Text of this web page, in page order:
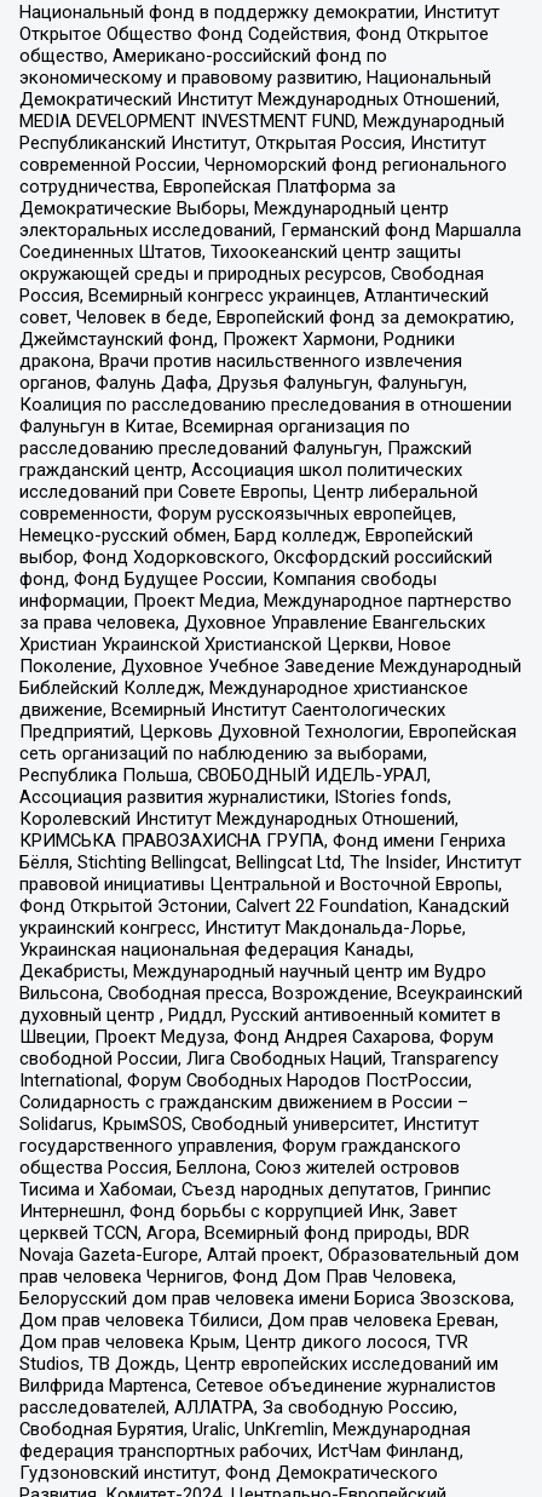
Национальный фонд в поддержку демократии, Институт
Открытое Общество Фонд Содействия, Фонд Открытое
общество, Американо-российский фонд по
экономическому и правовому развитию, Национальный
Демократический Институт Международных Отношений,
MEDIA DEVELOPMENT INVESTMENT FUND, Международный
Республиканский Институт, Открытая Россия, Институт
современной России, Черноморский фонд регионального
сотрудничества, Европейская Платформа за
Демократические Выборы, Международный центр
электоральных исследований, Германский фонд Маршалла
Соединенных Штатов, Тихоокеанский центр защиты
окружающей среды и природных ресурсов, Свободная
Россия, Всемирный конгресс украинцев, Атлантический
совет, Человек в беде, Европейский фонд за демократию,
Джеймстаунский фонд, Прожект Хармони, Родники
дракона, Врачи против насильственного извлечения
органов, Фалунь Дафа, Друзья Фалуньгун, Фалуньгун,
Коалиция по расследованию преследования в отношении
Фалуньгун в Китае, Всемирная организация по
расследованию преследований Фалуньгун, Пражский
гражданский центр, Ассоциация школ политических
исследований при Совете Европы, Центр либеральной
современности, Форум русскоязычных европейцев,
Немецко-русский обмен, Бард колледж, Европейский
выбор, Фонд Ходорковского, Оксфордский российский
фонд, Фонд Будущее России, Компания свободы
информации, Проект Медиа, Международное партнерство
за права человека, Духовное Управление Евангельских
Христиан Украинской Христианской Церкви, Новое
Поколение, Духовное Учебное Заведение Международный
Библейский Колледж, Международное христианское
движение, Всемирный Институт Саентологических
Предприятий, Церковь Духовной Технологии, Европейская
сеть организаций по наблюдению за выборами,
Республика Польша, СВОБОДНЫЙ ИДЕЛЬ-УРАЛ,
Ассоциация развития журналистики, IStories fonds,
Королевский Институт Международных Отношений,
КРИМСЬКА ПРАВОЗАХИСНА ГРУПА, Фонд имени Генриха
Бёлля, Stichting Bellingcat, Bellingcat Ltd, The Insider, Институт
правовой инициативы Центральной и Восточной Европы,
Фонд Открытой Эстонии, Calvert 22 Foundation, Канадский
украинский конгресс, Институт Макдональда-Лорье,
Украинская национальная федерация Канады,
Декабристы, Международный научный центр им Вудро
Вильсона, Свободная пресса, Возрождение, Всеукраинский
духовный центр , Риддл, Русский антивоенный комитет в
Швеции, Проект Медуза, Фонд Андрея Сахарова, Форум
свободной России, Лига Свободных Наций, Transparеncy
International, Форум Свободных Народов ПостРоссии,
Солидарность с гражданским движением в России –
Solidarus, КрымSOS, Свободный университет, Институт
государственного управления, Форум гражданского
общества Россия, Беллона, Союз жителей островов
Тисима и Хабомаи, Съезд народных депутатов, Гринпис
Интернешнл, Фонд борьбы с коррупцией Инк, Завет
церквей TCCN, Агора, Всемирный фонд природы, BDR
Novaja Gazeta-Europe, Алтай проект, Образовательный дом
прав человека Чернигов, Фонд Дом Прав Человека,
Белорусский дом прав человека имени Бориса Звозскова,
Дом прав человека Тбилиси, Дом прав человека Ереван,
Дом прав человека Крым, Центр дикого лосося, TVR
Studios, ТВ Дождь, Центр европейских исследований им
Вилфрида Мартенса, Сетевое объединение журналистов
расследователей, АЛЛАТРА, За свободную Россию,
Свободная Бурятия, Uralic, UnKremlin, Международная
федерация транспортных рабочих, ИстЧам Финланд,
Гудзоновский институт, Фонд Демократического